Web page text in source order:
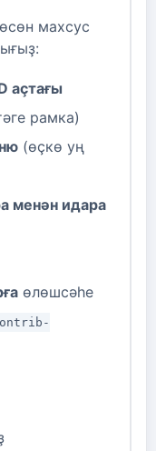
махсус
аҫтағы
рамка)
(өҫкө уң
менән идара
өлөшсәһе